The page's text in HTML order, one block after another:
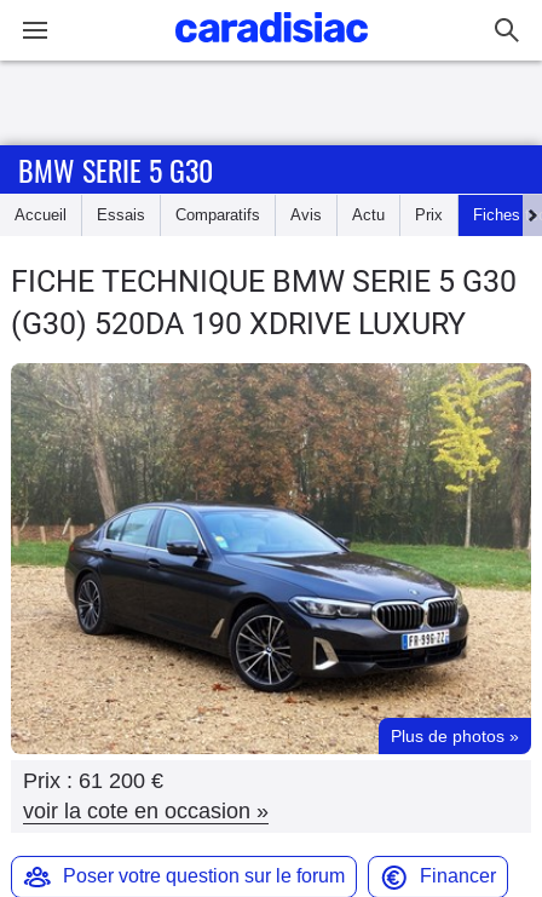
Accueil
Essais
Guide
d'achat
Electriques
Utilitaires
Flottes
Auto
Services
Forum
Moto
Marques
BMW SERIE 5 G30
Accueil Essais Comparatifs Avis Actu Prix Fiches
FICHE TECHNIQUE BMW SERIE 5 G30
(G30) 520DA 190 XDRIVE LUXURY
Plus de photos »
Prix : 61 200 €
voir la cote en occasion »
Poser votre question sur le forum Financer